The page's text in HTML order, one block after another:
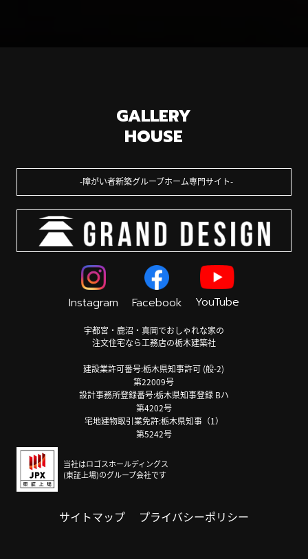
GALLERY
HOUSE
障がい者新築グループホーム専門サイト
Instagram Facebook YouTube
宇都宮・鹿沼・真岡でおしゃれな家の
注文住宅なら工務店の栃木建築社
建設業許可番号:栃木県知事許可 (般-2)
第22009号
設計事務所登録番号:栃木県知事登録 Bハ
第4202号
宅地建物取引業免許:栃木県知事（1）
第5242号
当社はロゴスホールディングス
(東証上場)のグループ会社です
サイトマップ プライバシーポリシー